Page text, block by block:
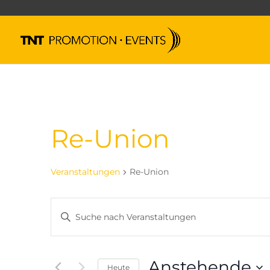
Re-Union
Veranstaltungen Re-Union
Suche
und
Bitte
Schlüsselwort
eingeben.
nach
Heute